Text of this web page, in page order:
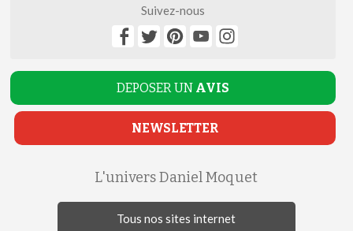
Suivez-nous
DEPOSER UN AVIS
NEWSLETTER
L'univers Daniel Moquet
Tous nos sites internet